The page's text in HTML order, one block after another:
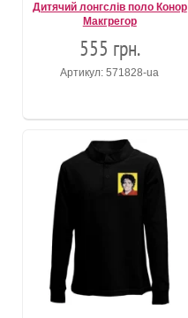
Дитячий лонгслів поло Конор
Макгрегор
555 грн.
Артикул: 571828-ua